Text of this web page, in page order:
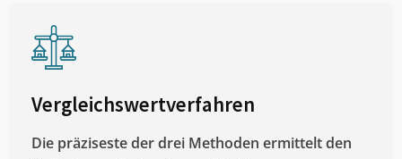
Vergleichswertverfahren
Die präziseste der drei Methoden ermittelt den